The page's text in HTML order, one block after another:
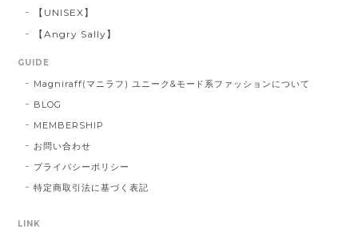
【UNISEX】
【Angry Sally】
GUIDE
Magniraff(マニラフ) ユニーク&モード系ファッションについて
BLOG
MEMBERSHIP
お問い合わせ
プライバシーポリシー
特定商取引法に基づく表記
LINK